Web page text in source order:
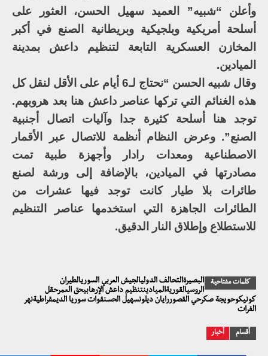
وأعلن “شبيه” العميد سهيل الحسن، العثور على
أسلحة أمريكية وبلجيكية وبريطانية الصنع في أكبر
المخازن العسكرية التابعة لتنظيم داعش بمدينة
الميادين.
وقال شبيه الحسن “نحتاج لـ6 أيام على الأقل لنقل كل
هذه الغنائم التي تركها عناصر داعش هنا بعد هروبهم.
توجد هنا أسلحة كثيرة جدا وآليات اتصال أجنبية
الصنع”. وعرض النظام أنظمة للاتصال عبر الأقمار
الاصطناعية ومعدات رادار وأجهزة طبية تمت
مصادرتها في الميادين، بالإضافة إلى ورشة لصنع
طائرات بلا طيار كانت توجد فيها عشرات من
الطائرات الجاهزة التي استخدمها عناصر التنظيم
للاستطلاع وإطلاق النار الدقيق.
كلمات مفتاحية
البصيرةالتحالف الدوليالجيش العربي السوريالطيران
الروسيالقوريةالميادينتنظيم داعش الإرهابيحق العمرحقل
كونيكوحويجة صكرحي القصوررايان ديلونسهيل الحسنقوات سوريا الديمقراطيةنهر
الفرات
أقسام أخبار